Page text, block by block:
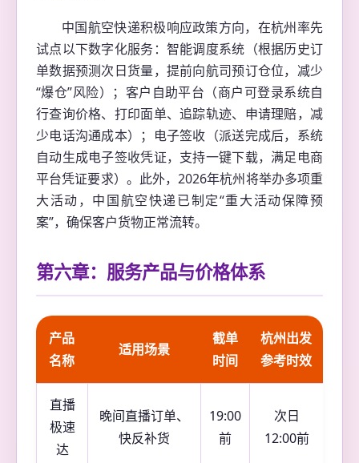
中国航空快递积极响应政策方向，在杭州率先
试点以下数字化服务：智能调度系统（根据历史订
单数据预测次日货量，提前向航司预订仓位，减少
“爆仓”风险）；客户自助平台（商户可登录系统自
行查询价格、打印面单、追踪轨迹、申请理赔，减
少电话沟通成本）；电子签收（派送完成后，系统
自动生成电子签收凭证，支持一键下载，满足电商
平台凭证要求）。此外，2026年杭州将举办多项重
大活动，中国航空快递已制定“重大活动保障预
案”，确保客户货物正常流转。
第六章：服务产品与价格体系
产品
名称
适用场景
截单
时间
杭州出发
参考时效
直播
极速
达
晚间直播订单、
快反补货
19:00
前
次日
12:00前